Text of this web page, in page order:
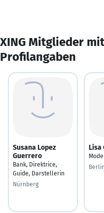
XING Mitglieder
Profilangaben
Susana Lopez
Guerrero
Bank, Direktrice,
Guide, Darstellerin
Nürnberg
Lisa
Model
Berlin